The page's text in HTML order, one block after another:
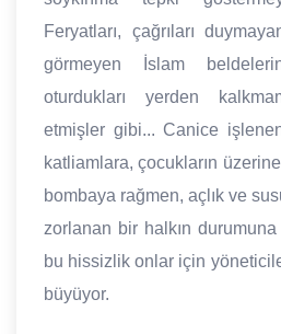
Feryatları, çağrıları
görmeyen İslam
oturdukları yerden
etmişler gibi... Canice
katliamlara, çocukların
bombaya rağmen, açlık ve
zorlanan bir halkın
bu hissizlik onlar için
büyüyor.